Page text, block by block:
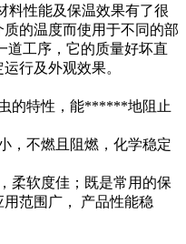
料性能及保温效果有了很
的温度而使用于不同的部
道工序，它的质量好坏直
行及外观效果。
的特性，能******地阻止
，不燃且阻燃，化学稳定
柔软度佳；既是常用的保
范围广， 产品性能稳